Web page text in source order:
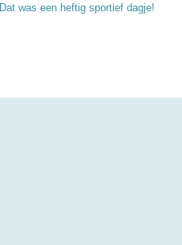
Dat was een heftig sportief dagje!